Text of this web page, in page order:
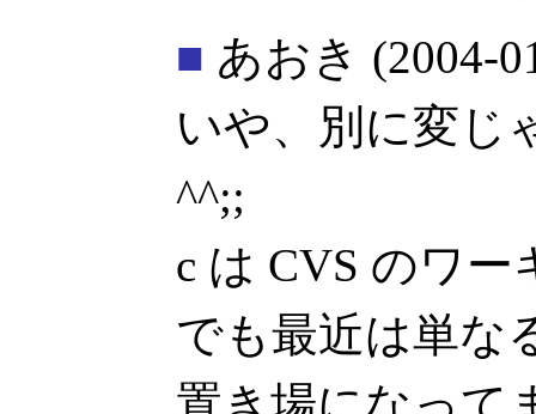
■ あおき (2004-
いや、別に変じ
^^;;
c は CVS のワ
でも最近は単な